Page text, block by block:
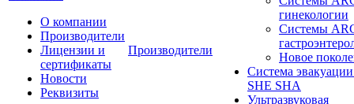
О компании
Производители
Лицензии и
сертификаты
Новости
Реквизиты
Производители
гинекологии
Системы
Новое
Система
SHE SHA
Ультразвуковая